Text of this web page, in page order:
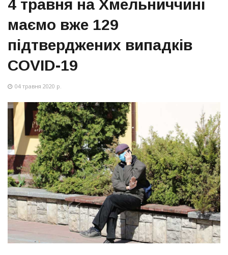
4 травня на Хмельниччині
маємо вже 129
підтверджених випадків
COVID-19
04 травня 2020 р.